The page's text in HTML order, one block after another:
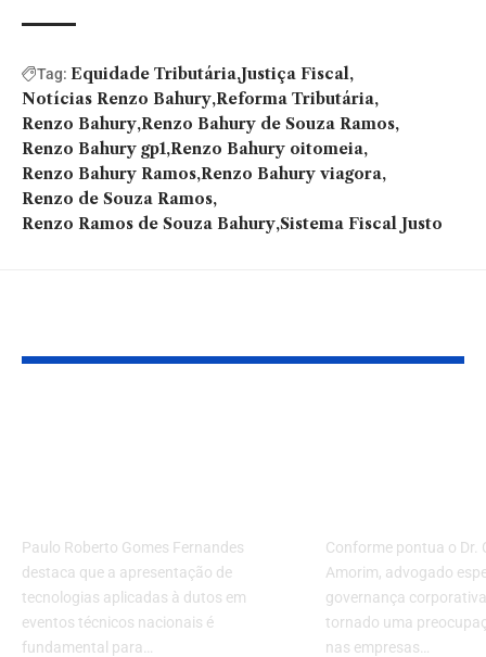
Tag: Equidade Tributária Justiça Fiscal
Notícias Renzo Bahury Reforma Tributária
Renzo Bahury Renzo Bahury de Souza Ramos
Renzo Bahury gp1 Renzo Bahury oitomeia
Renzo Bahury Ramos Renzo Bahury viagora
Renzo de Souza Ramos
Renzo Ramos de Souza Bahury Sistema Fiscal Justo
Paulo Roberto Gomes Fernandes
destaca que a apresentação de
tecnologias aplicadas à dutos em
eventos técnicos nacionais é
fundamental para…
Conforme pontua o Dr.
Amorim, advogado
governança
tornado uma
nas empresas…